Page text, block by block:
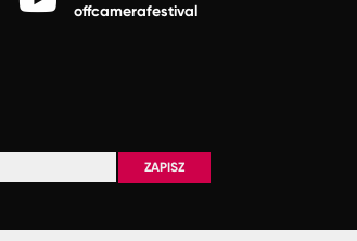
offcamerafestival
ZAPISZ